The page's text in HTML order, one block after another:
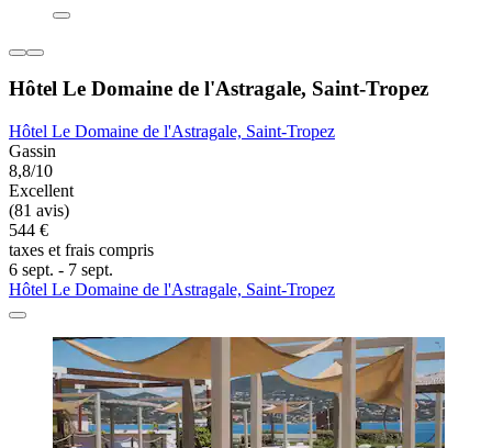
Hôtel Le Domaine de l'Astragale, Saint-Tropez
Hôtel Le Domaine de l'Astragale, Saint-Tropez
Gassin
8,8/10
Excellent
(81 avis)
544 €
taxes et frais compris
6 sept. - 7 sept.
Hôtel Le Domaine de l'Astragale, Saint-Tropez